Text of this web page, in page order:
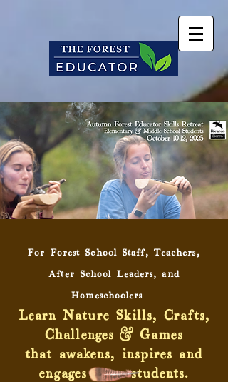
For Forest School Staff, Teachers,
After School Leaders, and
Homeschoolers:
Learn Nature Skills, Crafts,
Challenges & Games
that awakens, inspires and
engages your students.